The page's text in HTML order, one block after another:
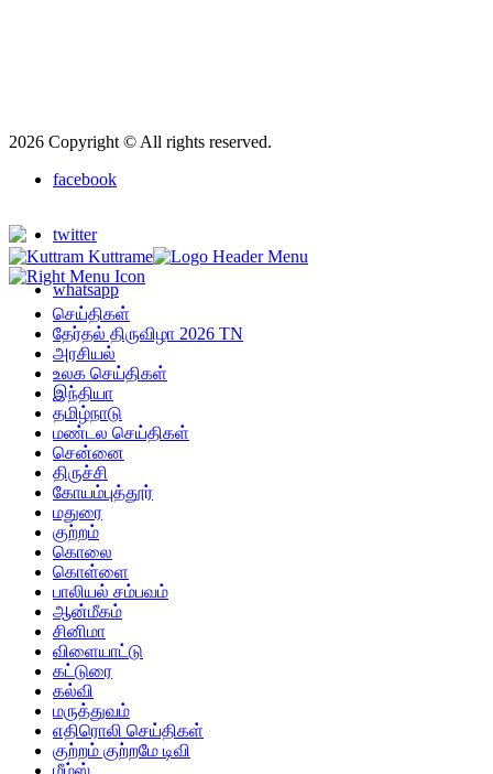
2026 Copyright © All rights reserved.
facebook
twitter
whatsapp
செய்திகள்
தேர்தல் திருவிழா 2026 TN
அரசியல்
உலக செய்திகள்
இந்தியா
தமிழ்நாடு
மண்டல செய்திகள்
சென்னை
திருச்சி
கோயம்புத்தூர்
மதுரை
குற்றம்
கொலை
கொள்ளை
பாலியல் சம்பவம்
ஆன்மீகம்
சினிமா
விளையாட்டு
கட்டுரை
கல்வி
மருத்துவம்
எதிரொலி செய்திகள்
குற்றம் குற்றமே டிவி
மீம்ஸ்